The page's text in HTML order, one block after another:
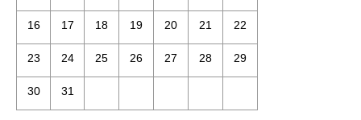
16 17 18 19 20 21 22
23 24 25 26 27 28 29
30 31